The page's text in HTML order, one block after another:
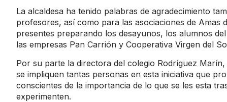
La alcaldesa ha tenido palabras de agradecimiento
profesores, así como para las asociaciones de Amas
presentes preparando los desayunos, los alumnos
las empresas Pan Carrión y Cooperativa Virgen del
Por su parte la directora del colegio Rodríguez
se impliquen tantas personas en esta iniciativa que
conscientes de la importancia de lo que se les esta
experimenten.